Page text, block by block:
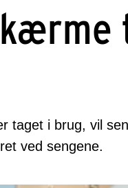
taget i brug, vil
ved sengene.